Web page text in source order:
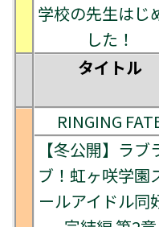
学校の先生はじ
した！
タイトル
RINGING
【冬公開】ラブ
ブ！虹ヶ咲学園
ールアイドル同